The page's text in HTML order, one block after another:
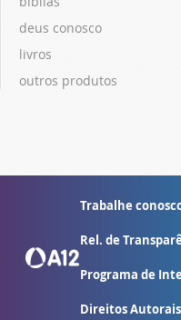
deus conosco
livros
outros produtos
Trabalhe
Rel. de
Programa de
Direitos Autorais